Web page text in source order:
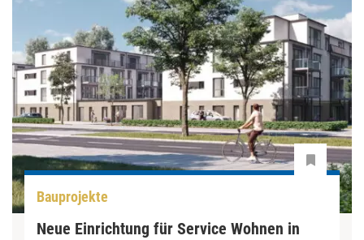
Bauprojekte
Neue Einrichtung für Service Wohnen in